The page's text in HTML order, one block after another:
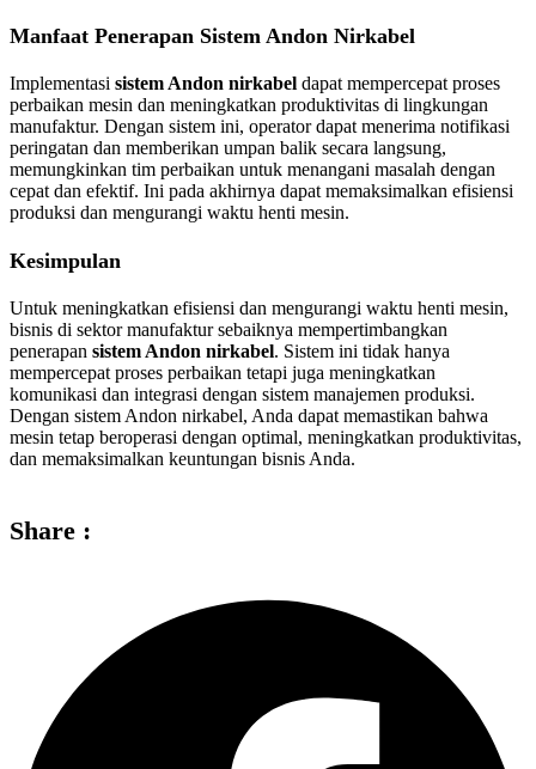
Manfaat Penerapan Sistem Andon Nirkabel
Implementasi sistem Andon nirkabel dapat mempercepat proses
perbaikan mesin dan meningkatkan produktivitas di lingkungan
manufaktur. Dengan sistem ini, operator dapat menerima notifikasi
peringatan dan memberikan umpan balik secara langsung,
memungkinkan tim perbaikan untuk menangani masalah dengan
cepat dan efektif. Ini pada akhirnya dapat memaksimalkan efisiensi
produksi dan mengurangi waktu henti mesin.
Kesimpulan
Untuk meningkatkan efisiensi dan mengurangi waktu henti mesin,
bisnis di sektor manufaktur sebaiknya mempertimbangkan
penerapan sistem Andon nirkabel. Sistem ini tidak hanya
mempercepat proses perbaikan tetapi juga meningkatkan
komunikasi dan integrasi dengan sistem manajemen produksi.
Dengan sistem Andon nirkabel, Anda dapat memastikan bahwa
mesin tetap beroperasi dengan optimal, meningkatkan produktivitas,
dan memaksimalkan keuntungan bisnis Anda.
Share :